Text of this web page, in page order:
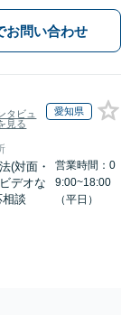
お問い合わせ
タビュ
見る
愛知県
(対面・
デオな
相談
営業時間：0
9:00~18:00
（平日）